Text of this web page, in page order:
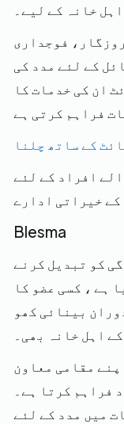
خانہ کے لیے۔
فوجداری
کے لئے مدد کی
ان کی خدمات کا
فراہم کرتی ہے
کے ساتھ چلنا
افراد کے لئے
کے خیراتی ادارے
Blesma
کو تبدیل کرنے
ہے ، کسی عضو کا
بینائی کھو
اہل خانہ بھی۔
مقامی معاون
فراہم کرتا ہے۔
میں مدد کے لئے